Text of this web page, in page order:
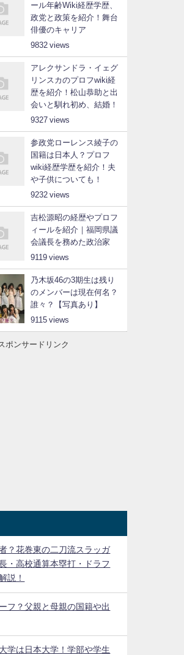
ール年齢Wiki経歴学歴、
政党と政策を紹介！舞台
俳優のキャリア
9832
アレクサンドラ・イェグ
リンスカのプロフwiki経
歴を紹介！松山恭助と出
会いと馴れ初め、結婚！
9327
参政党ローレンス綾子の
国籍は日本人？プロフ
wiki経歴学歴を紹介！夫
や子供についても！
9232
吉松源昭の経歴やプロフ
ィールを紹介｜福岡県議
会議長を務めた政治家
9119
乃木坂46の3期生は残り
のメンバーは現在何名？
誰々？【写真あり】
9115
ポンサードリンク
？花巻東の二刀流スラッガ
・高校通算本塁打・ドラフ
説！
フ？父親と母親の国籍や出
学は日本大学！学部や学生